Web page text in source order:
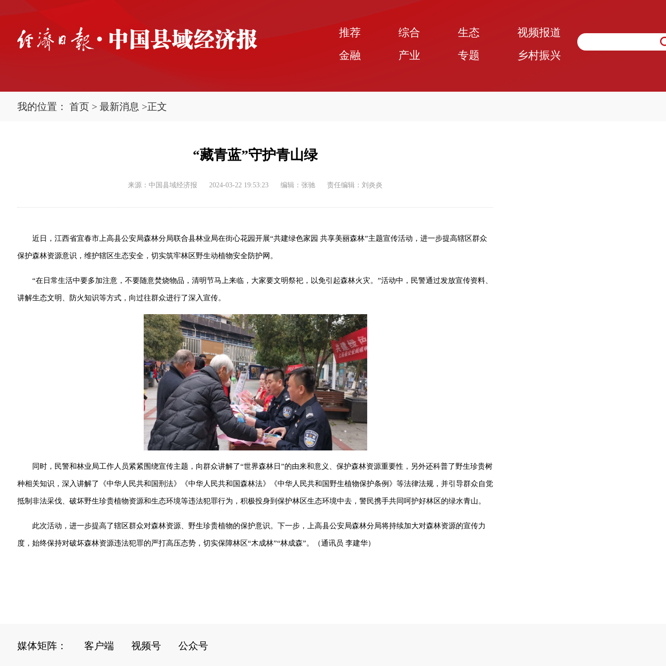
推荐 综合 生态
视频报道
金融
产业 专题 乡村振兴
我的位置： 首页 > 最新消息 >正文
“藏青蓝”守护青山绿
来源：中国县域经济报 2024-03-22 19:53:23 编辑：张驰 责任编辑：刘炎炎
近日，江西省宜春市上高县公安局森林分局联合县林业局在街心花园开展“共建绿色家园 共享美丽森林”主题宣传活动，进一步提高辖区群众
保护森林资源意识，维护辖区生态安全，切实筑牢林区野生动植物安全防护网。
“在日常生活中要多加注意，不要随意焚烧物品，清明节马上来临，大家要文明祭祀，以免引起森林火灾。”活动中，民警通过发放宣传资料、
讲解生态文明、防火知识等方式，向过往群众进行了深入宣传。
同时，民警和林业局工作人员紧紧围绕宣传主题，向群众讲解了“世界森林日”的由来和意义、保护森林资源重要性，另外还科普了野生珍贵树
种相关知识，深入讲解了《中华人民共和国刑法》《中华人民共和国森林法》《中华人民共和国野生植物保护条例》等法律法规，并引导群众自觉
抵制非法采伐、破坏野生珍贵植物资源和生态环境等违法犯罪行为，积极投身到保护林区生态环境中去，警民携手共同呵护好林区的绿水青山。
此次活动，进一步提高了辖区群众对森林资源、野生珍贵植物的保护意识。下一步，上高县公安局森林分局将持续加大对森林资源的宣传力
度，始终保持对破坏森林资源违法犯罪的严打高压态势，切实保障林区“木成林”“林成森”。（通讯员 李建华）
媒体矩阵： 客户端 视频号 公众号